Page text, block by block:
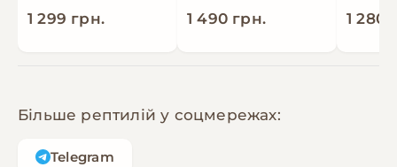
1 299 грн. 1 490 грн. 1 280
Більше рептилій у соцмережах:
Telegram